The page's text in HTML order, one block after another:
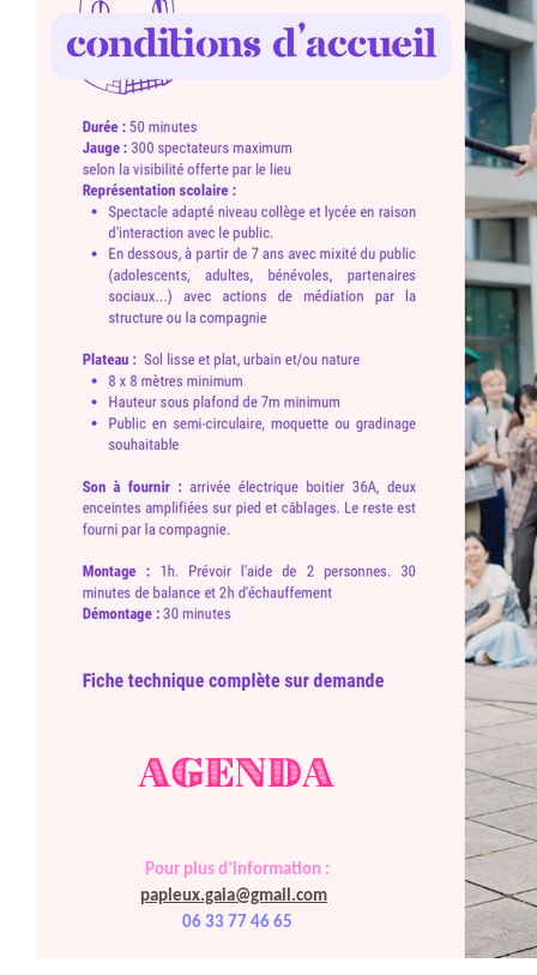
Pour plus d’information :
papleux.gaia@gmail.com
06 33 77 46 65